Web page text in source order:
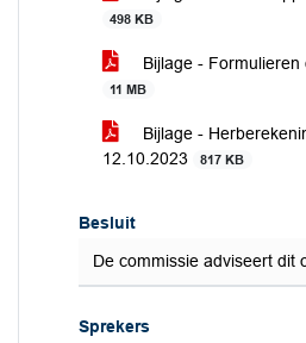
498 KB
Bijlage - Formulieren
11 MB
Bijlage -
12.10.2023
817 KB
Besluit
De commissie adviseert dit
Sprekers